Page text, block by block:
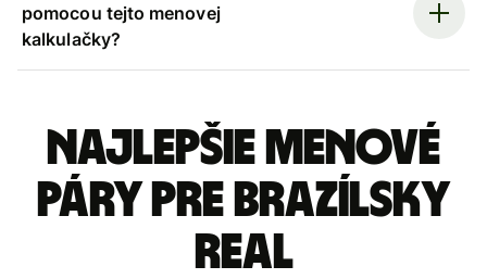
pomocou tejto menovej
kalkulačky?
Najlepšie menové
páry pre Brazílsky
real